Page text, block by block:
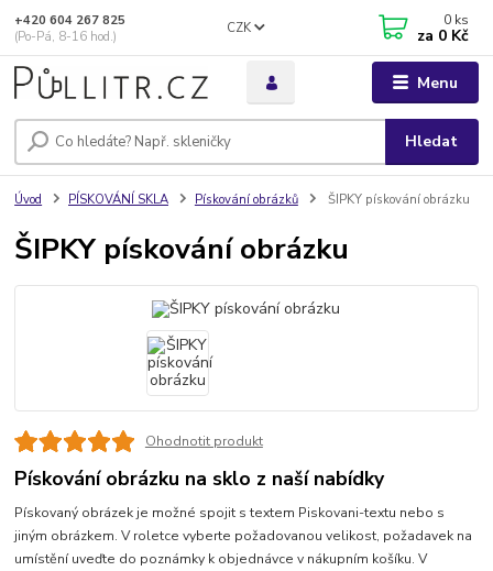
Menu
CZK
Hledat
+420 604 267 825
(Po-Pá, 8-16 hod.)
0 ks
za 0 Kč
Úvod PÍSKOVÁNÍ SKLA Pískování obrázků ŠIPKY pískování obrázku
ŠIPKY pískování obrázku
Ohodnotit produkt
Pískování obrázku na sklo z naší nabídky
Pískovaný obrázek je možné spojit s textem Piskovani-textu nebo s
jiným obrázkem. V roletce vyberte požadovanou velikost, požadavek na
umístění uveďte do poznámky k objednávce v nákupním košíku. V